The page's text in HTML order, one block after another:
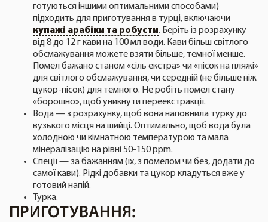
готуються іншими оптимальними способами)
підходить для приготування в турці, включаючи
купажі арабіки та робусти. Беріть із розрахунку
від 8 до 12 г кави на 100 мл води. Кави більш світлого
обсмажування можете взяти більше, темної менше.
Помел бажано станом «сіль екстра» чи «пісок на пляжі»
для світлого обсмажування, чи середній (не більше ніж
цукор-пісок) для темного. Не робіть помел стану
«борошно», щоб уникнути переекстракції.
Вода — з розрахунку, щоб вона наповнила турку до
вузького місця на шийці. Оптимально, щоб вода була
холодною чи кімнатною температурою та мала
мінералізацію на рівні 50-150 ppm.
Спеції — за бажанням (їх, з помелом чи без, додати до
самої кави). Рідкі добавки та цукор кладуться вже у
готовий напій.
Турка.
ПРИГОТУВАННЯ: